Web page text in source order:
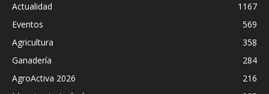
Actualidad
1167
Eventos
569
Agricultura
358
Ganadería
284
AgroActiva 2026
216